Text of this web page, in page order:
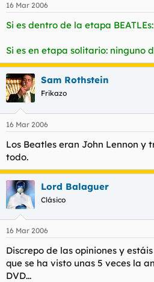
16 Mar 2006
Si es dentro de la etapa
Si es en etapa solitario: ninguno
Sam Rothstein
Frikazo
16 Mar 2006
Los Beatles eran John Lennon y
todo.
Lord Balaguer
Clásico
16 Mar 2006
Discrepo de las opiniones y
que se ha visto unas 5 veces la
DVD...